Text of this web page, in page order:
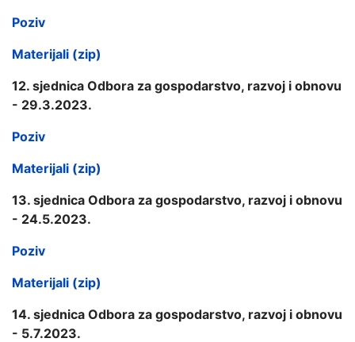
Poziv
Materijali (zip)
12. sjednica Odbora za gospodarstvo, razvoj i obnovu
- 29.3.2023.
Poziv
Materijali (zip)
13. sjednica Odbora za gospodarstvo, razvoj i obnovu
- 24.5.2023.
Poziv
Materijali (zip)
14. sjednica Odbora za gospodarstvo, razvoj i obnovu
- 5.7.2023.